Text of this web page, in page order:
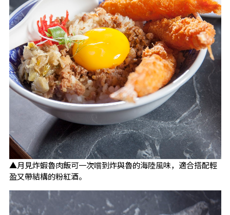
▲月見炸蝦魯肉飯可一次嚐到炸與魯的海陸風味，適合搭配輕
盈又帶結構的粉紅酒。